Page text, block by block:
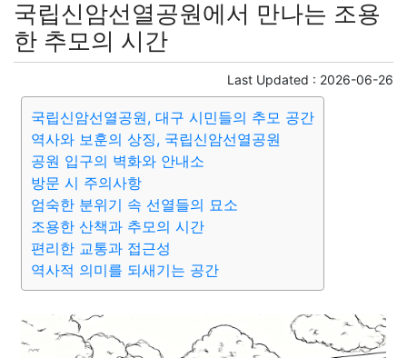
보건 질병 가요 방송 일상 주식 암호화폐
반려동물 패션 미용
증권 인테리어 요리 상품리뷰 원예
게임 스포츠 사진 대출
맛집 IT 컴퓨터 기술
의료 의학 경제 마케팅
교통 생활
국립신암선열공원에서 만나는 조용
한 추모의 시간
Last Updated : 2026-06-26
국립신암선열공원, 대구 시민들의 추모 공간
역사와 보훈의 상징, 국립신암선열공원
공원 입구의 벽화와 안내소
방문 시 주의사항
엄숙한 분위기 속 선열들의 묘소
조용한 산책과 추모의 시간
편리한 교통과 접근성
역사적 의미를 되새기는 공간